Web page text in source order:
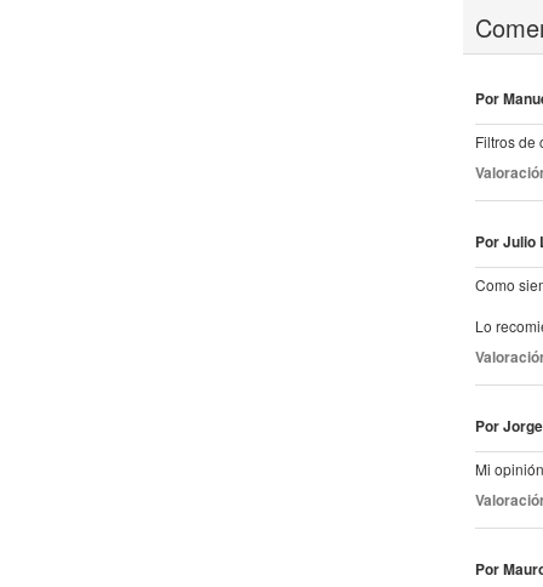
Por
Filtros de
Por Julio
Como
Lo
Por
Mi
Por